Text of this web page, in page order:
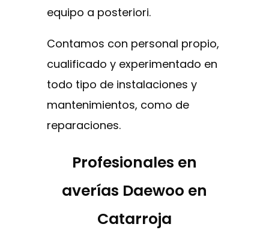
equipo a posteriori.
Contamos con personal propio,
cualificado y experimentado en
todo tipo de instalaciones y
mantenimientos, como de
reparaciones.
Profesionales en
averías Daewoo en
Catarroja